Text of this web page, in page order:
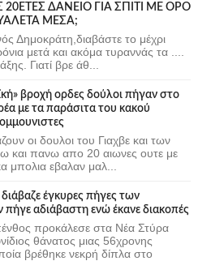
ΔΑΝΕΙΟ ΓΙΑ ΣΠΙΤΙ ΜΕ ΟΡΟ
ΜΕΣΑ;
Δημοκράτη,διαβάστε το μέχρι
μετά και ακόμα τυραννάς τα ....
Γιατί βρε άθ...
βροχή ορδες δούλοι πήγαν στο
με τα παράσιτα του κακού
οι δουλοι του Γιαχβε και των
και πανω απο 20 αιωνες ουτε με
μπολια εβαλαν μαλ...
έγκυρες πήγες των
αδιάβαστη ενώ έκανε διακοπές
προκάλεσε στα Νέα Στύρα
θάνατος μιας 56χρονης
βρέθηκε νεκρή δίπλα στο